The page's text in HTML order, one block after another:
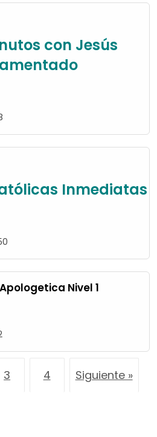
con Jesús
Inmediatas
Nivel 1
3 4 Siguiente »